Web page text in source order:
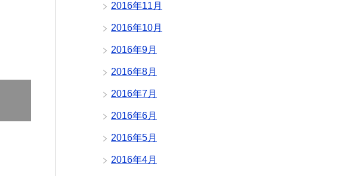
2016年11月
2016年10月
2016年9月
2016年8月
2016年7月
2016年6月
2016年5月
2016年4月